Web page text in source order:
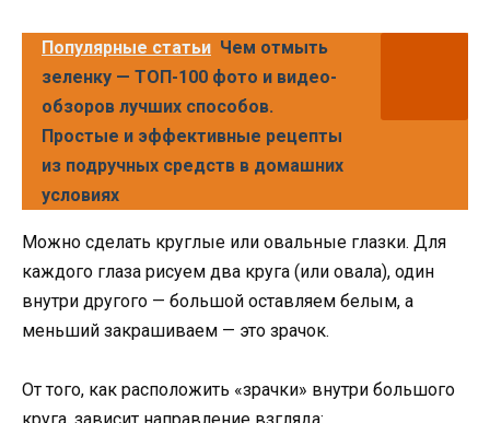
Популярные статьи Чем отмыть
зеленку — ТОП-100 фото и видео-
обзоров лучших способов.
Простые и эффективные рецепты
из подручных средств в домашних
условиях
Можно сделать круглые или овальные глазки. Для
каждого глаза рисуем два круга (или овала), один
внутри другого — большой оставляем белым, а
меньший закрашиваем — это зрачок.
От того, как расположить «зрачки» внутри большого